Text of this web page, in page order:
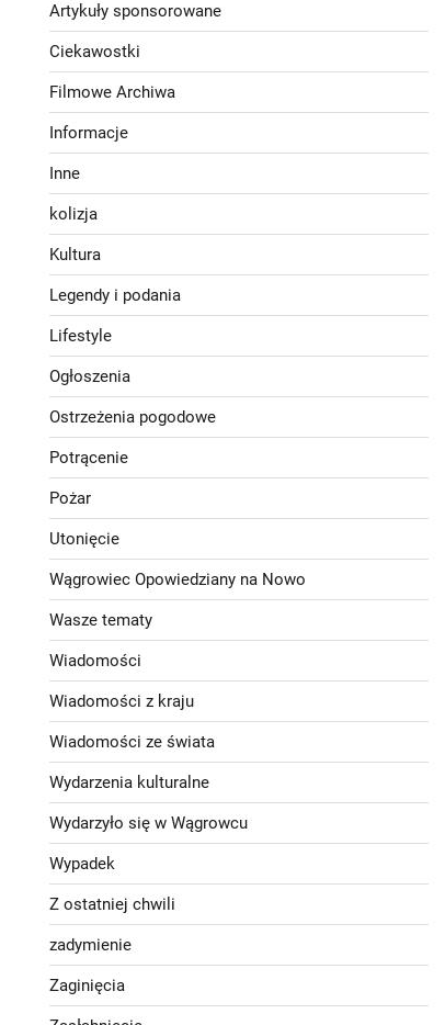
Artykuły sponsorowane
Ciekawostki
Filmowe Archiwa
Informacje
Inne
kolizja
Kultura
Legendy i podania
Lifestyle
Ogłoszenia
Ostrzeżenia pogodowe
Potrącenie
Pożar
Utonięcie
Wągrowiec Opowiedziany na Nowo
Wasze tematy
Wiadomości
Wiadomości z kraju
Wiadomości ze świata
Wydarzenia kulturalne
Wydarzyło się w Wągrowcu
Wypadek
Z ostatniej chwili
zadymienie
Zaginięcia